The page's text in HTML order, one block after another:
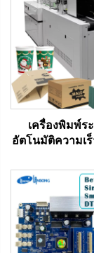
เครื่องพิมพ์ร
อัตโนมัติความเร็
กล่องกระดาษ
พิซซ่า ทิชชู